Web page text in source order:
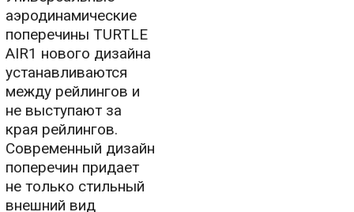
аэродинамические
поперечины TURTLE
AIR1 нового дизайна
устанавливаются
между рейлингов и
не выступают за
края рейлингов.
Современный дизайн
поперечин придает
не только стильный
внешний вид